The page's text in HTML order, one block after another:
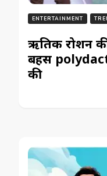
ENTERTAINMENT
ऋतिक रोशन
बहस
की